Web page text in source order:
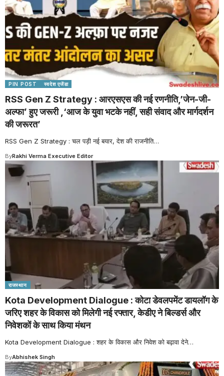
PIN POST स्वदेश एजेंडा
RSS Gen Z Strategy : आरएसएस की नई रणनीति,’जेन-जी-
अल्फा’ हुए जरूरी ,‘आज के युवा भटके नहीं, सही संवाद और मार्गदर्शन
की जरूरत’
RSS Gen Z Strategy : चल पड़ी नई बयार, देश की राजनीति…
ByRakhi Verma Executive Editor
राजस्थान
Kota Development Dialogue : कोटा डेवलपमेंट डायलॉग के
जरिए शहर के विकास को मिलेगी नई रफ्तार, केडीए ने बिल्डर्स और
निवेशकों के साथ किया मंथन
Kota Development Dialogue : शहर के विकास और निवेश को बढ़ावा देने…
ByAbhishek Singh